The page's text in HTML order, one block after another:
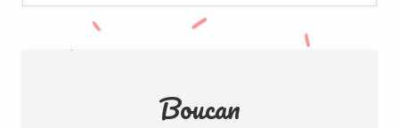
Boucan